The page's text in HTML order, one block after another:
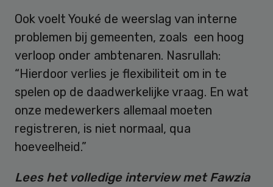
Ook voelt Youké de weerslag van interne
problemen bij gemeenten, zoals een hoog
verloop onder ambtenaren. Nasrullah:
“Hierdoor verlies je flexibiliteit om in te
spelen op de daadwerkelijke vraag. En wat
onze medewerkers allemaal moeten
registreren, is niet normaal, qua
hoeveelheid.”
Lees het volledige interview met Fawzia